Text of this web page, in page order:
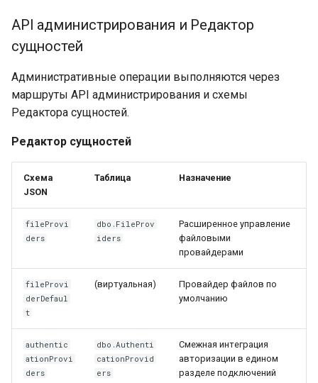
API администрирования и Редактор
сущностей
Административные операции выполняются через
маршруты API администрирования и схемы
Редактора сущностей.
Редактор сущностей
Схема
JSON
Таблица Назначение
fileProvi
ders
dbo.FileProv
iders
Расширенное управление
файловыми
провайдерами
fileProvi
derDefaul
t
(виртуальная)
Провайдер файлов по
умолчанию
authentic
ationProvi
ders
dbo.Authenti
cationProvid
ers
Смежная интеграция
авторизации в едином
разделе подключений